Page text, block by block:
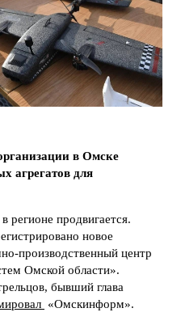
в Омске
агрегатов для
регионе продвигается.
новое
производственный центр
Омской области».
бывший глава
«Омскинформ».